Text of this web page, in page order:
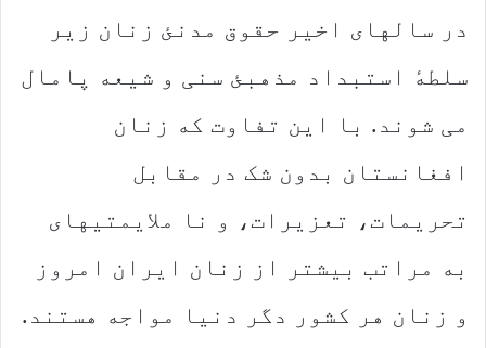
در سالهای اخیر حقوق مدنئ زنان زیر
سلطهٔ استبداد مذهبئ سنی و شیعه پامال
می شوند. با این تفاوت که زنان
افغانستان بدون شک در مقابل
تحریمات، تعزیرات، و نا ملایمتیهای
به مراتب بیشتر از زنان ایران امروز
و زنان هر کشور دگر دنیا مواجه هستند.